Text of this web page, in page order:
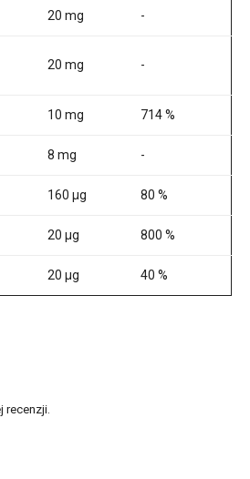
20 mg -
20 mg -
10 mg 714 %
8 mg -
160 µg 80 %
20 µg 800 %
20 µg 40 %
recenzji.